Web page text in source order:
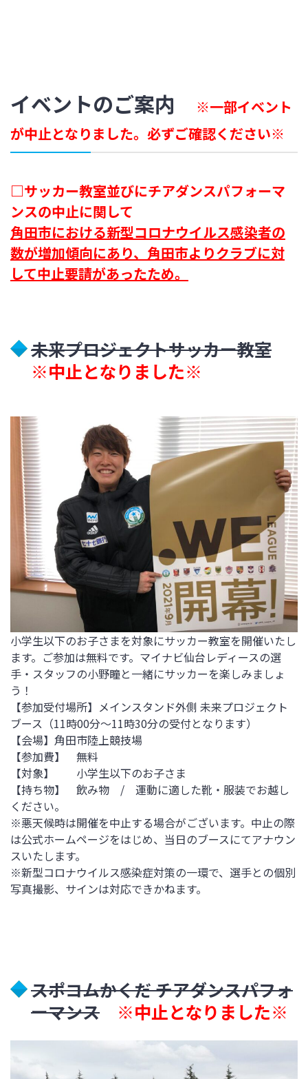
イベントのご案内
※一部イベント
が中止となりました。必ずご確認ください※
□サッカー教室並びにチアダンスパフォーマ
ンスの中止に関して
角田市における新型コロナウイルス感染者の
数が増加傾向にあり、角田市よりクラブに対
して中止要請があったため。
未来プロジェクトサッカー教室
※中止となりました※
小学生以下のお子さまを対象にサッカー教室を開催いたし
ます。ご参加は無料です。マイナビ仙台レディースの選
手・スタッフの小野瞳と一緒にサッカーを楽しみましょ
う！
【参加受付場所】メインスタンド外側 未来プロジェクト
ブース（11時00分～11時30分の受付となります）
【会場】角田市陸上競技場
【参加費】 無料
【対象】 小学生以下のお子さま
【持ち物】 飲み物 / 運動に適した靴・服装でお越し
ください。
※悪天候時は開催を中止する場合がございます。中止の際
は公式ホームページをはじめ、当日のブースにてアナウン
スいたします。
※新型コロナウイルス感染症対策の一環で、選手との個別
写真撮影、サインは対応できかねます。
スポコムかくだ チアダンスパフォ
ーマンス
※中止となりました※